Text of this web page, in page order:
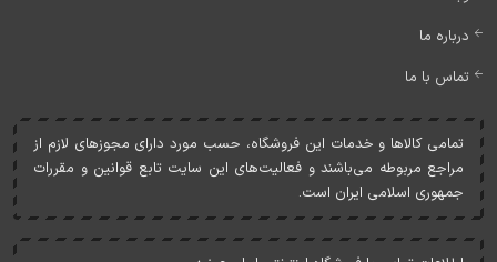
درباره ما
تماس با ما
تمامی کالاها و خدمات اين فروشگاه، حسب مورد دارای مجوزهای لازم از
مراجع مربوطه می‌باشند و فعاليت‌های اين سايت تابع قوانين و مقررات
جمهوری اسلامی ايران است.